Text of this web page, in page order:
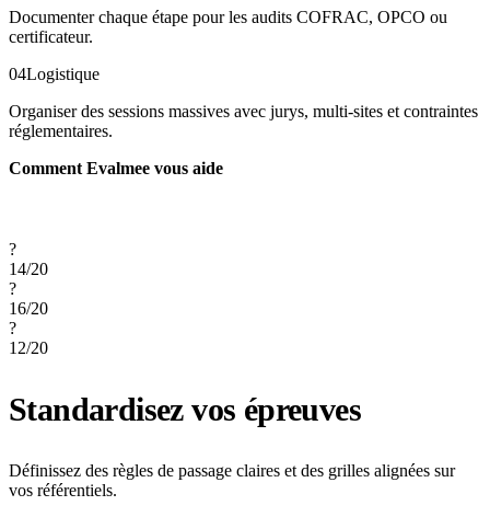
Documenter chaque étape pour les audits COFRAC, OPCO ou
certificateur.
04Logistique
Organiser des sessions massives avec jurys, multi-sites et contraintes
réglementaires.
Comment Evalmee vous aide
?
14/20
?
16/20
?
12/20
Standardisez vos épreuves
Définissez des règles de passage claires et des grilles alignées sur
vos référentiels.